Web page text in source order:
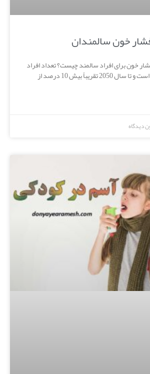
خون سالمندان
خون برای افراد سالمند چیست؟ تعداد افراد
تقریباً بیش 10 درصد از
دیدگاه